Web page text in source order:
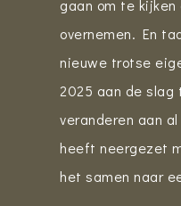
gaan om te
overnemen. En
nieuwe trotse
2025 aan de
veranderen aan
heeft neergezet
het samen naar